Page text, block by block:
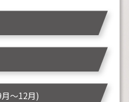
～12月)